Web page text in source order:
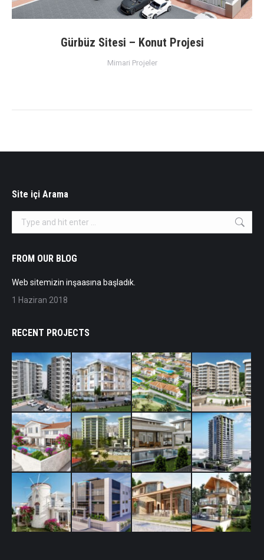
Gürbüz Sitesi – Konut Projesi
Mimari Projeler
Site içi Arama
Search:
FROM OUR BLOG
Web sitemizin inşaasına başladık.
1 Haziran 2018
RECENT PROJECTS